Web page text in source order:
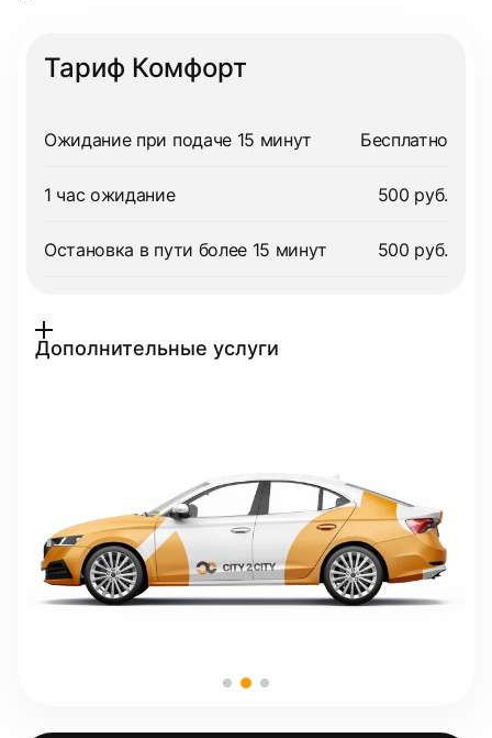
Тариф Комфорт
Ожидание при подаче 15 минут Бесплатно
1 час ожидание 500 руб.
Остановка в пути более 15 минут 500 руб.
Дополнительные услуги